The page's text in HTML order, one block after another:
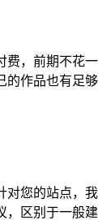
费，前期不花一
的作品也有足够
对您的站点，我
，区别于一般建